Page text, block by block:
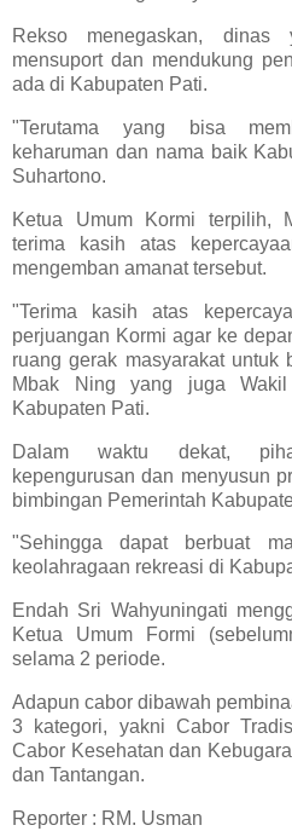
Rekso menegaskan, dinas
mensuport dan mendukung
ada di Kabupaten Pati.
"Terutama yang bisa
keharuman dan nama baik
Suhartono.
Ketua Umum Kormi terpilih,
terima kasih atas
mengemban amanat tersebut.
"Terima kasih atas
perjuangan Kormi agar ke
ruang gerak masyarakat untuk
Mbak Ning yang juga
Kabupaten Pati.
Dalam waktu dekat,
kepengurusan dan menyusun
bimbingan Pemerintah
"Sehingga dapat berbuat
keolahragaan rekreasi di
Endah Sri Wahyuningati
Ketua Umum Formi
selama 2 periode.
Adapun cabor dibawah
3 kategori, yakni Cabor
Cabor Kesehatan dan
dan Tantangan.
Reporter : RM. Usman